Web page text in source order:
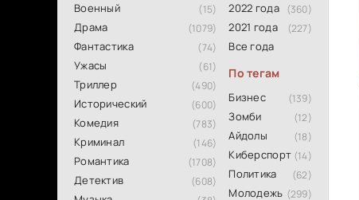
Военный (15)
Драма (1079)
Фантастика (74)
Ужасы (61)
Триллер (490)
Исторический (600)
Комедия (783)
Криминал (146)
Романтика (1708)
Детектив (608)
2022 года (360)
2021 года (227)
Все года
По тегам
Бизнес (139)
Зомби (12)
Айдолы (18)
Киберспорт (14)
Политика (62)
Молодежь (299)